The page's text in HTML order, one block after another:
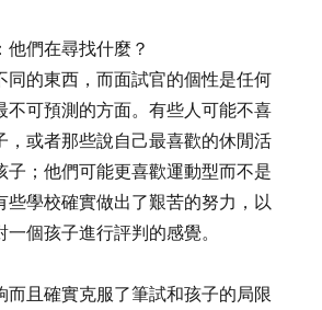
：他們在尋找什麼？
同的東西，而面試官的個性是任何
不可預測的方面。有些人可能不喜
，或者那些說自己最喜歡的休閒活
子；他們可能更喜歡運動型而不是
些學校確實做出了艱苦的努力，以
個孩子進行評判的感覺。
而且確實克服了筆試和孩子的局限